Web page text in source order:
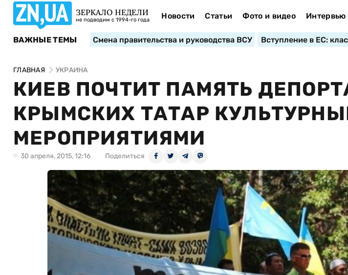
ЗЕРКАЛО НЕДЕЛИ
не подводим с 1994-го года Новости Статьи Фото и видео Интервью
ВАЖНЫЕ ТЕМЫ Смена правительства и руководства ВСУ Вступление в ЕС:
ГЛАВНАЯ УКРАИНА
КИЕВ ПОЧТИТ ПАМЯТЬ
КРЫМСКИХ ТАТАР
МЕРОПРИЯТИЯМИ
30 апреля, 2015, 12:16 Поделиться